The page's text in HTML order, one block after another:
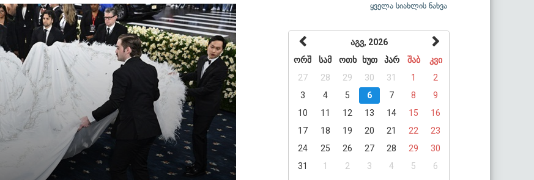
ყველა სიახლის ნახვა
აგვ, 2026
ორშ
სამ ოთხ ხუთ პარ შაბ
კვი
27
28 29 30 31 1
2
3
4 5 6 7 8
9
10
11 12 13 14 15
16
17
18 19 20 21 22
23
24
25 26 27 28 29
30
31
1 2 3 4 5 6